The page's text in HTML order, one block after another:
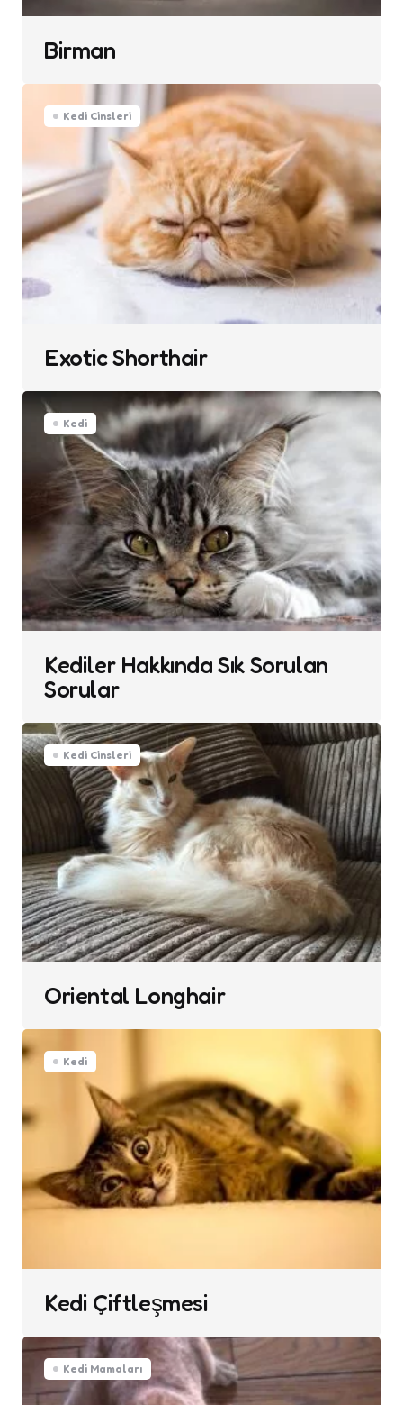
Birman
Kedi Cinsleri
Exotic Shorthair
Kedi
Kediler Hakkında Sık Sorulan
Sorular
Kedi Cinsleri
Oriental Longhair
Kedi
Kedi Çiftleşmesi
Kedi Mamaları